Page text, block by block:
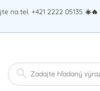
na tel. +421 2222 05135 ☀️🔥